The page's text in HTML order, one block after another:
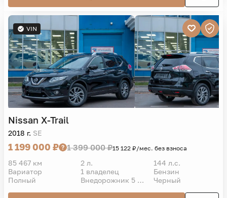
VIN
Nissan X-Trail
2018 г. SE
1 199 000 ₽ 1 399 000 ₽15 122 ₽/мес. без взноса
85 467 км 2 л.
144 л.с.
Вариатор
1 владелец
Бензин
Полный
Внедорожник 5 дв. Черный